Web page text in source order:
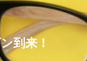
到来！